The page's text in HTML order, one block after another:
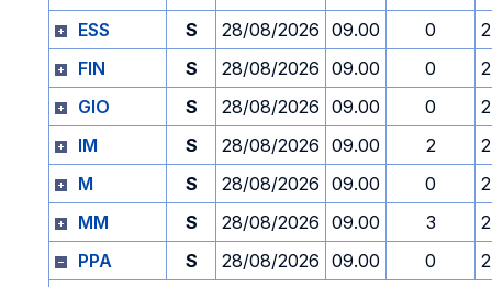
ESS
S 28/08/2026 09.00 0
FIN
S 28/08/2026 09.00 0
GIO
S 28/08/2026 09.00 0
IM
S 28/08/2026 09.00 2
M
S 28/08/2026 09.00 0
MM
S 28/08/2026 09.00 3
PPA
S 28/08/2026 09.00 0